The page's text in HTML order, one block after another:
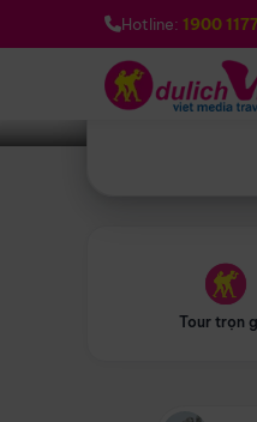
Hotline: 1900
Bạn muốn đi
Tour trọn